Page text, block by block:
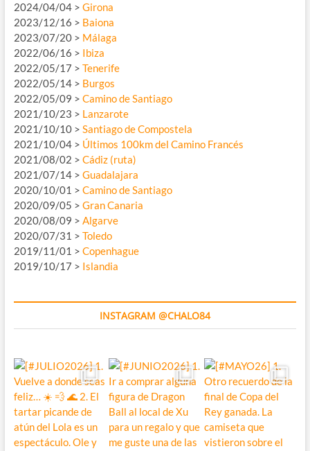
2024/04/04 > Girona
2023/12/16 > Baiona
2023/07/20 > Málaga
2022/06/16 > Ibiza
2022/05/17 > Tenerife
2022/05/14 > Burgos
2022/05/09 > Camino de Santiago
2021/10/23 > Lanzarote
2021/10/10 > Santiago de Compostela
2021/10/04 > Últimos 100km del Camino Francés
2021/08/02 > Cádiz (ruta)
2021/07/14 > Guadalajara
2020/10/01 > Camino de Santiago
2020/09/05 > Gran Canaria
2020/08/09 > Algarve
2020/07/31 > Toledo
2019/11/01 > Copenhague
2019/10/17 > Islandia
INSTAGRAM @CHALO84